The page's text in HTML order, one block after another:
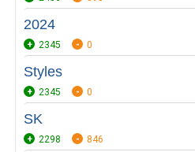
2024
2345 0
Styles
2345 0
SK
2298 846